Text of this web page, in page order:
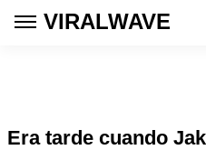
VIRALWAVE
Era tarde cuando